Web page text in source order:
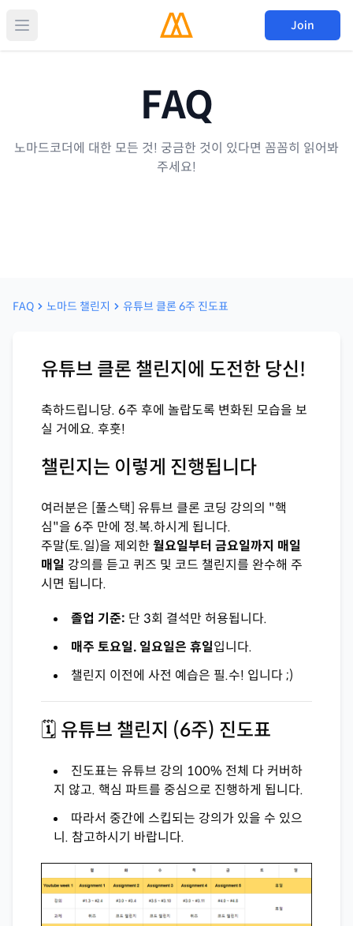
Join
FAQ
노마드코더에 대한 모든 것! 궁금한 것이 있다면 꼼꼼히 읽어봐
주세요!
FAQ 노마드 챌린지 유튜브 클론 6주 진도표
유튜브 클론 챌린지에 도전한 당신!
축하드립니당. 6주 후에 놀랍도록 변화된 모습을 보
실 거에요. 후훗!
챌린지는 이렇게 진행됩니다
여러분은 [풀스택] 유튜브 클론 코딩 강의의 "핵
심"을 6주 만에 정.복.하시게 됩니다.
주말(토.일)을 제외한 월요일부터 금요일까지 매일
매일 강의를 듣고 퀴즈 및 코드 챌린지를 완수해 주
시면 됩니다.
졸업 기준: 단 3회 결석만 허용됩니다.
매주 토요일. 일요일은 휴일입니다.
챌린지 이전에 사전 예습은 필.수! 입니다 ;)
🗓 유튜브 챌린지 (6주) 진도표
진도표는 유튜브 강의 100% 전체 다 커버하
지 않고. 핵심 파트를 중심으로 진행하게 됩니다.
따라서 중간에 스킵되는 강의가 있을 수 있으
니. 참고하시기 바랍니다.